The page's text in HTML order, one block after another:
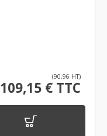
(90,96 HT)
109,15 € TTC